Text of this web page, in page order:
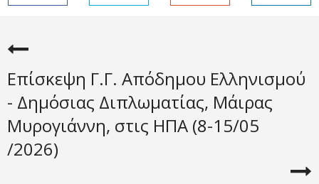
Επίσκεψη Γ.Γ. Απόδημου Ελληνισμού
- Δημόσιας Διπλωματίας, Μάιρας
Μυρογιάννη, στις ΗΠΑ (8-15/05
/2026)